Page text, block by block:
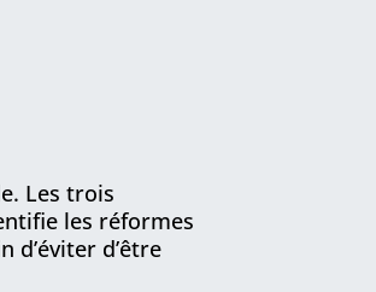
Les trois
les réformes
d’éviter d’être